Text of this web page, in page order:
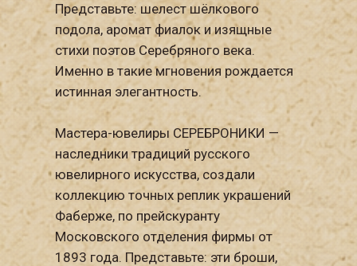
Представьте: шелест шёлкового
подола, аромат фиалок и изящные
стихи поэтов Серебряного века.
Именно в такие мгновения рождается
истинная элегантность.
Мастера-ювелиры СЕРЕБРОНИКИ —
наследники традиций русского
ювелирного искусства, создали
коллекцию точных реплик украшений
Фаберже, по прейскуранту
Московского отделения фирмы от
1893 года. Представьте: эти броши,